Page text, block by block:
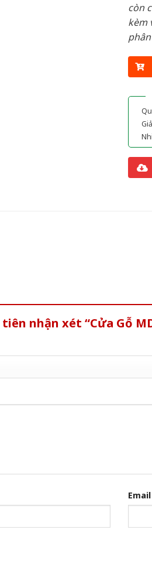
còn
kèm
nhận xét “Cửa Gỗ
Email